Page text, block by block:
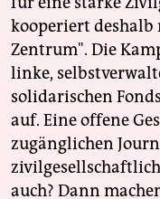
kooperiert
Zentrum". Die
linke,
solidarischen
auf. Eine offene
zugänglichen
auch? Dann